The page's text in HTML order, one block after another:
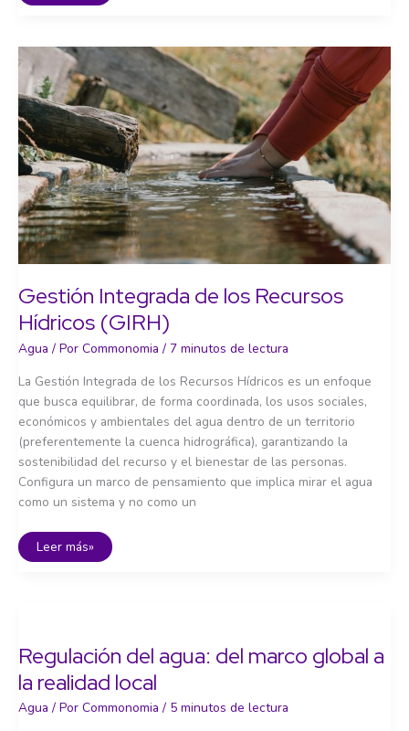
al
saneamiento:
una
deuda
pendiente
Gestión Integrada de los Recursos
Hídricos (GIRH)
Agua / Por Commonomia / 7 minutos de lectura
La Gestión Integrada de los Recursos Hídricos es un enfoque
que busca equilibrar, de forma coordinada, los usos sociales,
económicos y ambientales del agua dentro de un territorio
(preferentemente la cuenca hidrográfica), garantizando la
sostenibilidad del recurso y el bienestar de las personas.
Configura un marco de pensamiento que implica mirar el agua
como un sistema y no como un
Gestión
Integrada
Leer más»
Regulación del agua: del marco global a
la realidad local
Agua / Por Commonomia / 5 minutos de lectura